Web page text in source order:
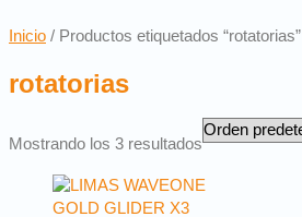
Inicio / Productos etiquetados “rotatorias”
rotatorias
Mostrando los 3 resultados